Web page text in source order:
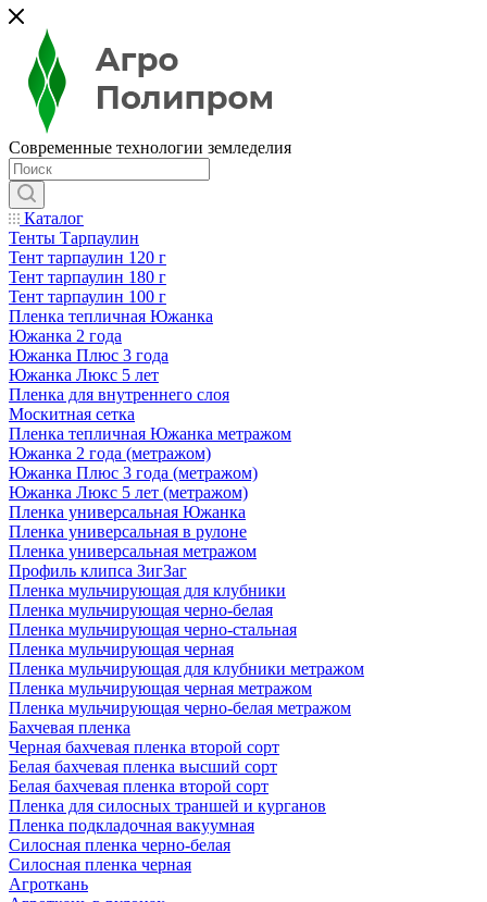
Современные технологии земледелия
Каталог
Тенты Тарпаулин
Тент тарпаулин 120 г
Тент тарпаулин 180 г
Тент тарпаулин 100 г
Пленка тепличная Южанка
Южанка 2 года
Южанка Плюс 3 года
Южанка Люкс 5 лет
Пленка для внутреннего слоя
Москитная сетка
Пленка тепличная Южанка метражом
Южанка 2 года (метражом)
Южанка Плюс 3 года (метражом)
Южанка Люкс 5 лет (метражом)
Пленка универсальная Южанка
Пленка универсальная в рулоне
Пленка универсальная метражом
Профиль клипса ЗигЗаг
Пленка мульчирующая для клубники
Пленка мульчирующая черно-белая
Пленка мульчирующая черно-стальная
Пленка мульчирующая черная
Пленка мульчирующая для клубники метражом
Пленка мульчирующая черная метражом
Пленка мульчирующая черно-белая метражом
Бахчевая пленка
Черная бахчевая пленка второй сорт
Белая бахчевая пленка высший сорт
Белая бахчевая пленка второй сорт
Пленка для силосных траншей и курганов
Пленка подкладочная вакуумная
Силосная пленка черно-белая
Силосная пленка черная
Агроткань